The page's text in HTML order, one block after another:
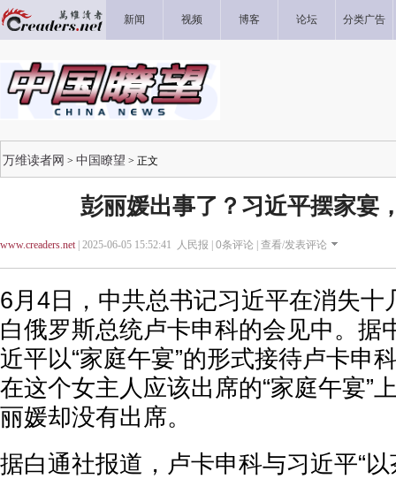
新闻 视频 博客 论坛 分类广告
万维读者网 > 中国瞭望 > 正文
彭丽媛出事了？习近平摆家宴
www.creaders.net| 2025-06-05 15:52:41 人民报 | 0条评论 | 查看/发表评论
6月4日，中共总书记习近平在消失十
白俄罗斯总统卢卡申科的会见中。据
近平以“家庭午宴”的形式接待卢卡申
在这个女主人应该出席的“家庭午宴”
丽媛却没有出席。
据白通社报道，卢卡申科与习近平“